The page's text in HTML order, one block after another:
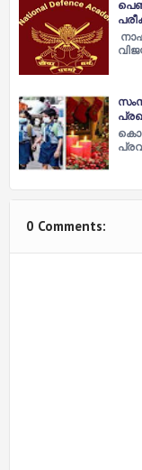
0 Comments: